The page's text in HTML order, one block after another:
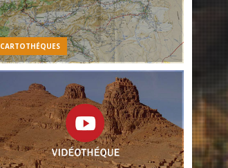
CARTOTHÉQUES